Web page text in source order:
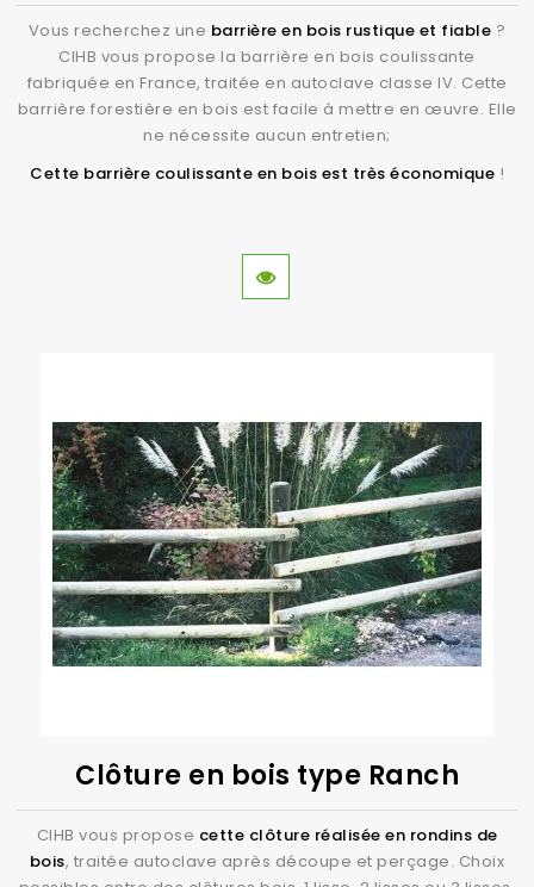
Vous recherchez une barrière en bois rustique et fiable ?
CIHB vous propose la barrière en bois coulissante
fabriquée en France, traitée en autoclave classe IV. Cette
barrière forestière en bois est facile à mettre en œuvre. Elle
ne nécessite aucun entretien;
Cette barrière coulissante en bois est très économique !
Clôture en bois type Ranch
CIHB vous propose cette clôture réalisée en rondins de
bois, traitée autoclave après découpe et perçage. Choix